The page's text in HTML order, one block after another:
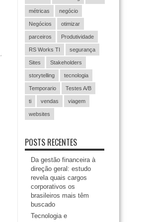
.
métricas negócio
Negócios otimizar
parceiros Produtividade
RS Works TI segurança
Sites Stakeholders
storytelling tecnologia
Temporario Testes A/B
ti vendas viagem
websites
POSTS RECENTES
Da gestão financeira à
direção geral: estudo
revela quais cargos
corporativos os
brasileiros mais têm
buscado
Tecnologia e